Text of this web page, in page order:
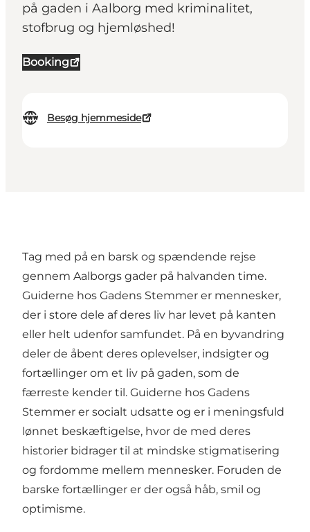
på gaden i Aalborg med kriminalitet,
stofbrug og hjemløshed!
Booking
Besøg hjemmeside
Tag med på en barsk og spændende rejse
gennem Aalborgs gader på halvanden time.
Guiderne hos Gadens Stemmer er mennesker,
der i store dele af deres liv har levet på kanten
eller helt udenfor samfundet. På en byvandring
deler de åbent deres oplevelser, indsigter og
fortællinger om et liv på gaden, som de
færreste kender til. Guiderne hos Gadens
Stemmer er socialt udsatte og er i meningsfuld
lønnet beskæftigelse, hvor de med deres
historier bidrager til at mindske stigmatisering
og fordomme mellem mennesker. Foruden de
barske fortællinger er der også håb, smil og
optimisme.